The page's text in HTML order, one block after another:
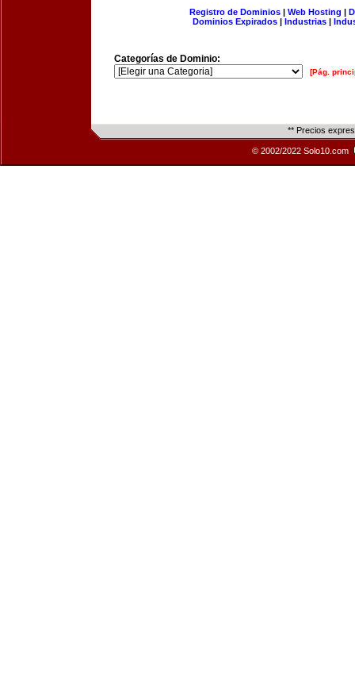
Registro de Dominios| Web Hosting |
Dominios Expirados | Industrias |
Categorías de Dominio:
[Pág.
** Precios
© 2002/2022 Solo10.com